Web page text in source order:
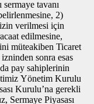
sermaye tavanı
2)
izin verilmesi için
edilmesine,
müteakiben Ticaret
sonra esas
pay sahiplerinin
Yönetim Kurulu
Kurulu’na gerekli
Sermaye Piyasası